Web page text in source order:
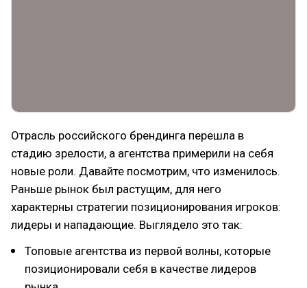
Отрасль российского брендинга перешла в
стадию зрелости, а агентства примерили на себя
новые роли. Давайте посмотрим, что изменилось.
Раньше рынок был растущим, для него
характерны стратегии позиционирования игроков:
лидеры и нападающие. Выглядело это так:
Топовые агентства из первой волны, которые
позиционировали себя в качестве лидеров